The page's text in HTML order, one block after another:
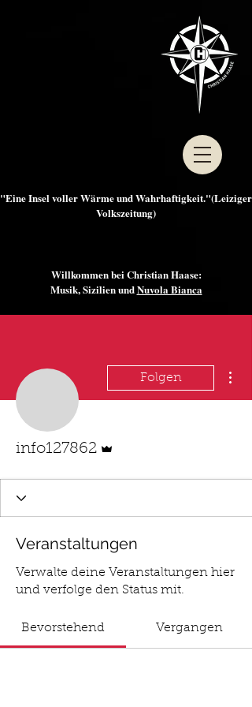
"Eine Insel voller Wärme und Wahrhaftigkeit."(Leiziger
Volkszeitung)
Willkommen bei Christian Haase:
Musik, Sizilien undNuvola Bianca
Folgen
info127862
Veranstaltungen
Verwalte deine Veranstaltungen hier
und verfolge den Status mit.
Bevorstehend Vergangen